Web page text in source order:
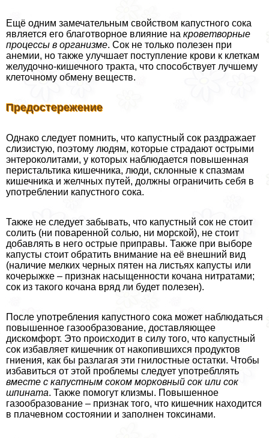
Ещё одним замечательным свойством капустного сока
является его благотворное влияние на кроветворные
процессы в организме. Сок не только полезен при
анемии, но также улучшает поступление крови к клеткам
желудочно-кишечного тpaкта, что способствует лучшему
клеточному обмену веществ.
Предостережение
Однако следует помнить, что капустный сок раздражает
слизистую, поэтому людям, которые страдают острыми
энтероколитами, у которых наблюдается повышенная
перистальтика кишечника, люди, склонные к спазмам
кишечника и желчных путей, должны ограничить себя в
употрeблении капустного сока.
Также не следует забывать, что капустный сок не стоит
солить (ни поваренной солью, ни морской), не стоит
добавлять в него острые приправы. Также при выборе
капусты стоит обратить внимание на её внешний вид
(наличие мелких черных пятен на листьях капусты или
кочерыжке – признак насыщенности кочана нитратами;
сок из такого кочана вряд ли будет полезен).
После употрeбления капустного сока может наблюдаться
повышенное газообразование, доставляющее
дискомфорт. Это происходит в силу того, что капустный
сок избавляет кишечник от накопившихся продуктов
гниения, как бы разлагая эти гнилостные остатки. Чтобы
избавиться от этой проблемы следует употрeбллять
вместе с капустным соком морковный сок или сок
шпината. Также помогут клизмы. Повышенное
газообразование – признак того, что кишечник находится
в плачевном состоянии и заполнен токсинами.